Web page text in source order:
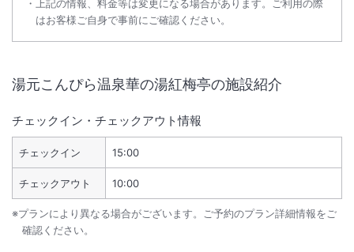
上記の情報、料金等は変更になる場合があります。ご利用の際
はお客様ご自身で事前にご確認ください。
湯元こんぴら温泉華の湯紅梅亭の施設紹介
チェックイン・チェックアウト情報
チェックイン 15:00
チェックアウト 10:00
※プランにより異なる場合がございます。ご予約のプラン詳細情報をご
確認ください。